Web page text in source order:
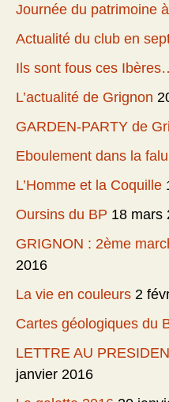
Journée du patrimoine
Actualité du club en
Ils sont fous ces
L’actualité de Grignon
GARDEN-PARTY de
Eboulement dans la
L’Homme et la Coquille
Oursins du BP 18 mars
GRIGNON : 2ème
2016
La vie en couleurs 2
Cartes géologiques du
LETTRE AU
janvier 2016